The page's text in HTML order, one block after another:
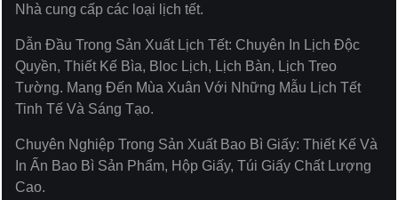
Nhà cung cấp các loại lịch tết.
Dẫn Đầu Trong Sản Xuất Lịch Tết: Chuyên In Lịch Độc
Quyền, Thiết Kế Bìa, Bloc Lịch, Lịch Bàn, Lịch Treo
Tường. Mang Đến Mùa Xuân Với Những Mẫu Lịch Tết
Tinh Tế Và Sáng Tạo.
Chuyên Nghiệp Trong Sản Xuất Bao Bì Giấy: Thiết Kế Và
In Ấn Bao Bì Sản Phẩm, Hộp Giấy, Túi Giấy Chất Lượng
Cao.